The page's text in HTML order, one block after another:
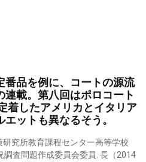
番品を例に、コートの源流
載。第八回はポロコート
着したアメリカとイタリア
ットも異なるそう。
究所教育課程センター高等学校
調査問題作成委員会委員. 長（2014